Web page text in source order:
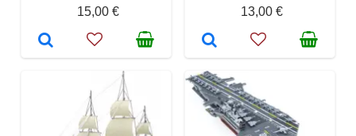
15,00 €
13,00 €